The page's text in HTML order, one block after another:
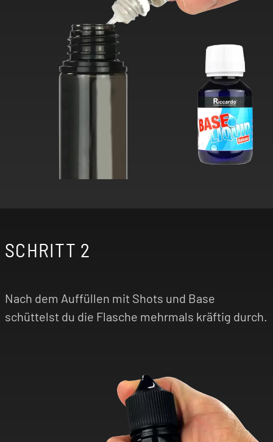
SCHRITT 2
Nach dem Auffüllen mit Shots und Base
schüttelst du die Flasche mehrmals kräftig durch.